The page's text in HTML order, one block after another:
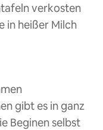
verkosten
in heißer Milch
gibt es in ganz
Beginen selbst